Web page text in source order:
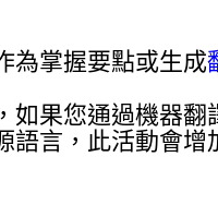
為掌握要點或生成
果您通過機器翻
言，此活動會增